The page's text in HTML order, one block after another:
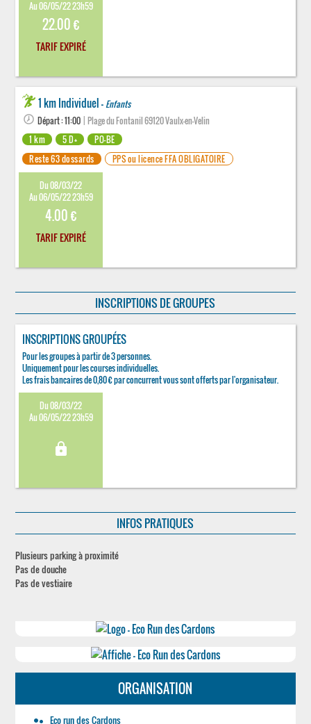
Au 06/05/22 23h59
22.00 €
TARIF EXPIRÉ
1 km Individuel - Enfants
Départ : 11:00 | Plage du Fontanil 69120 Vaulx-en-Velin
1 km
5 D+
PO-BE
Reste 63 dossards
PPS ou licence FFA OBLIGATOIRE
Du 08/03/22
Au 06/05/22 23h59
4.00 €
TARIF EXPIRÉ
INSCRIPTIONS DE GROUPES
INSCRIPTIONS GROUPÉES
Pour les groupes à partir de 3 personnes.
Uniquement pour les courses individuelles.
Les frais bancaires de 0,80 € par concurrent vous sont offerts par l'organisateur.
Du 08/03/22
Au 06/05/22 23h59
lock
INFOS PRATIQUES
Plusieurs parking à proximité
Pas de douche
Pas de vestiaire
ORGANISATION
Eco run des Cardons